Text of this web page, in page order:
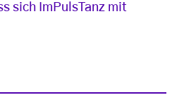
sich ImPulsTanz mit